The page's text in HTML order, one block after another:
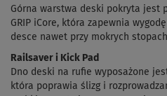
Górna warstwa deski pokryta jest
GRIP iCore, która zapewnia
desce nawet przy mokrych
Railsaver i Kick Pad
Dno deski na rufie wyposażone
która poprawia ślizg i